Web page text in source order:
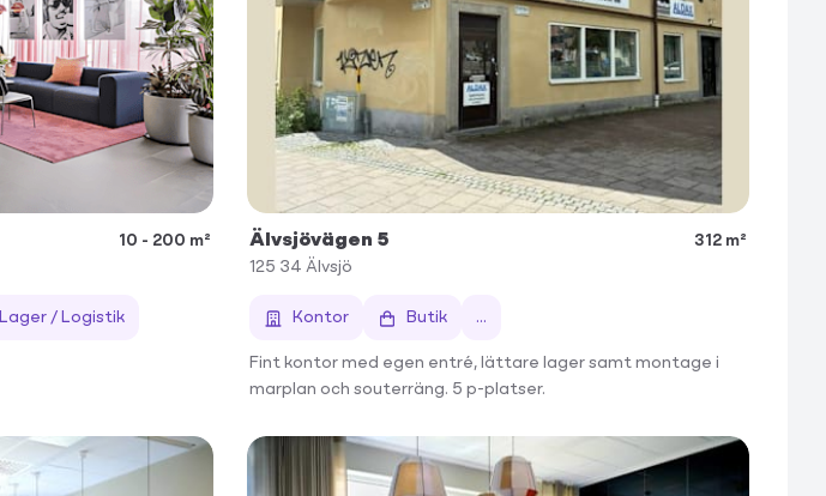
10 - 200 m²
Lager / Logistik
Älvsjövägen 5
312 m²
125 34 Älvsjö
Kontor Butik ...
Fint kontor med egen entré, lättare lager samt montage i
marplan och souterräng. 5 p-platser.